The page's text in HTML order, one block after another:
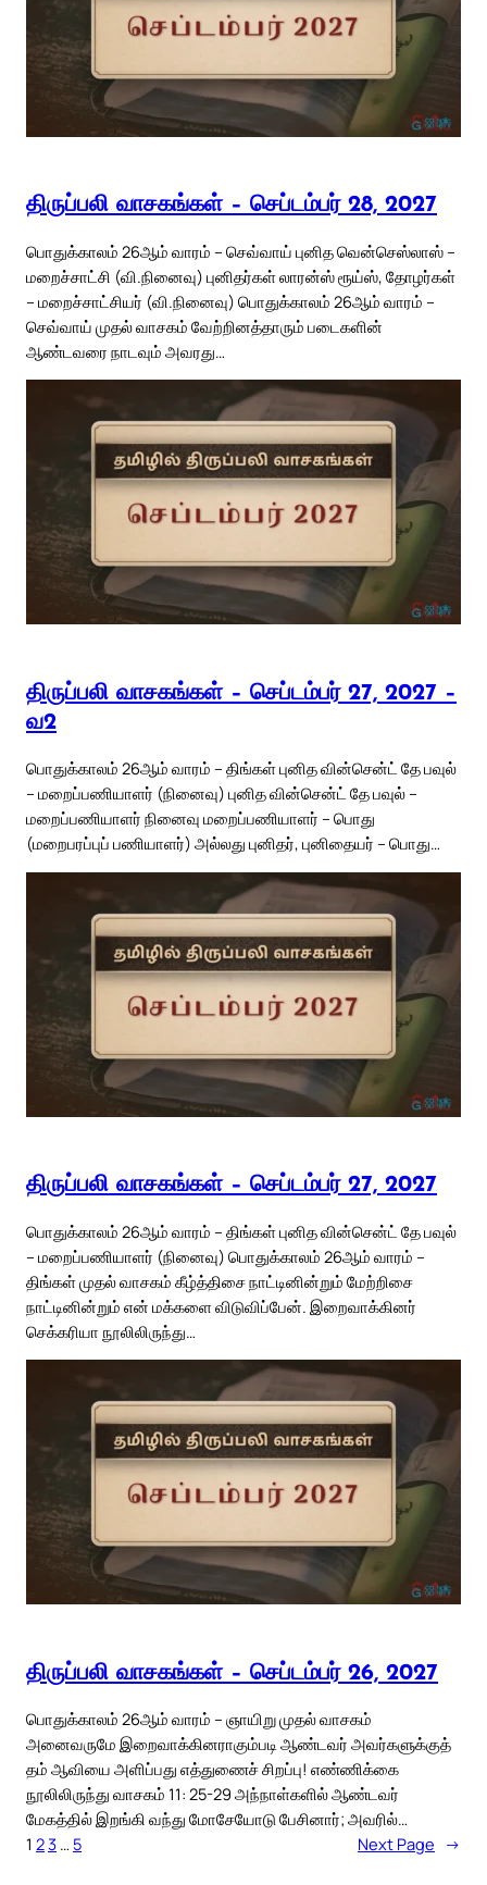
திருப்பலி வாசகங்கள் – செப்டம்பர் 28, 2027
பொதுக்காலம் 26ஆம் வாரம் – செவ்வாய் புனித வென்செஸ்லாஸ் –
மறைச்சாட்சி (வி.நினைவு) புனிதர்கள் லாரன்ஸ் ரூய்ஸ், தோழர்கள்
– மறைச்சாட்சியர் (வி.நினைவு) பொதுக்காலம் 26ஆம் வாரம் –
செவ்வாய் முதல் வாசகம் வேற்றினத்தாரும் படைகளின்
ஆண்டவரை நாடவும் அவரது…
திருப்பலி வாசகங்கள் – செப்டம்பர் 27, 2027 –
வ2
பொதுக்காலம் 26ஆம் வாரம் – திங்கள் புனித வின்சென்ட் தே பவுல்
– மறைப்பணியாளர் (நினைவு) புனித வின்சென்ட் தே பவுல் –
மறைப்பணியாளர் நினைவு மறைப்பணியாளர் – பொது
(மறைபரப்புப் பணியாளர்) அல்லது புனிதர், புனிதையர் – பொது…
திருப்பலி வாசகங்கள் – செப்டம்பர் 27, 2027
பொதுக்காலம் 26ஆம் வாரம் – திங்கள் புனித வின்சென்ட் தே பவுல்
– மறைப்பணியாளர் (நினைவு) பொதுக்காலம் 26ஆம் வாரம் –
திங்கள் முதல் வாசகம் கீழ்த்திசை நாட்டினின்றும் மேற்றிசை
நாட்டினின்றும் என் மக்களை விடுவிப்பேன். இறைவாக்கினர்
செக்கரியா நூலிலிருந்து…
திருப்பலி வாசகங்கள் – செப்டம்பர் 26, 2027
பொதுக்காலம் 26ஆம் வாரம் – ஞாயிறு முதல் வாசகம்
அனைவருமே இறைவாக்கினராகும்படி ஆண்டவர் அவர்களுக்குத்
தம் ஆவியை அளிப்பது எத்துணைச் சிறப்பு! எண்ணிக்கை
நூலிலிருந்து வாசகம் 11: 25-29 அந்நாள்களில் ஆண்டவர்
மேகத்தில் இறங்கி வந்து மோசேயோடு பேசினார்; அவரில்…
1 23 … 5 Next Page →